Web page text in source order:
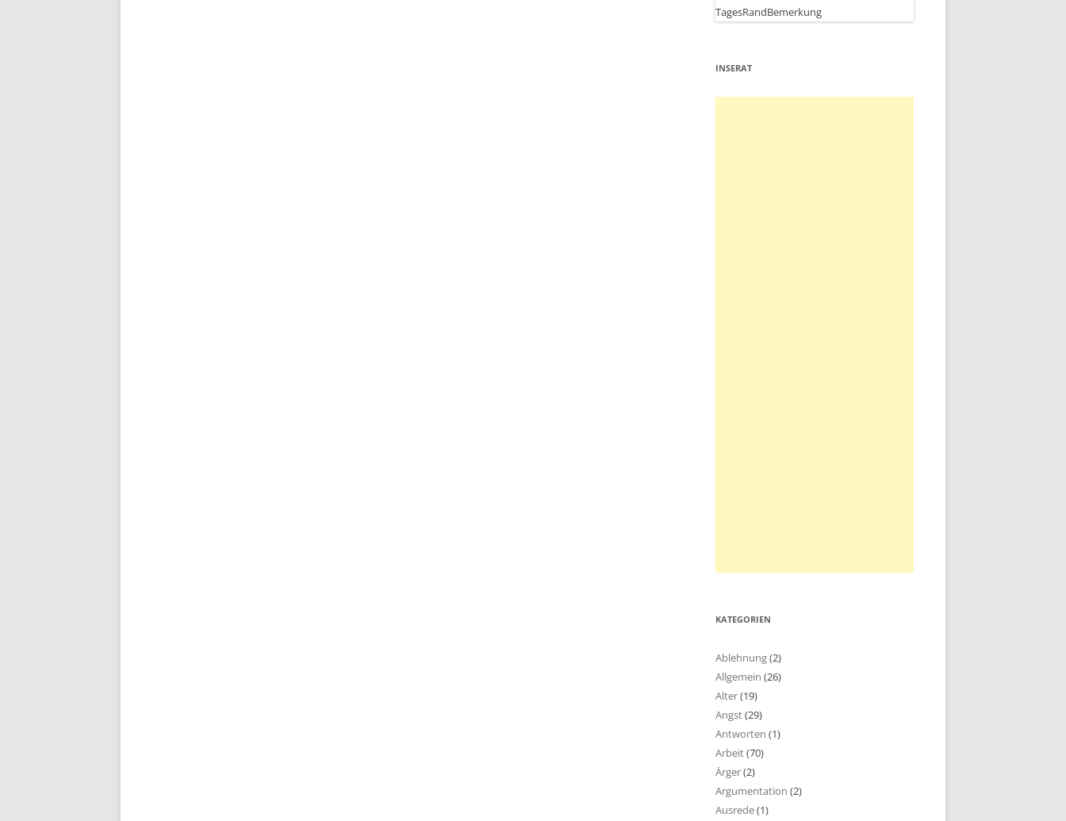
INSERAT
KATEGORIEN
Ablehnung(2)
Allgemein (26)
Alter(19)
Angst(29)
Antworten (1)
Arbeit(70)
Ärger(2)
Argumentation (2)
Ausrede(1)